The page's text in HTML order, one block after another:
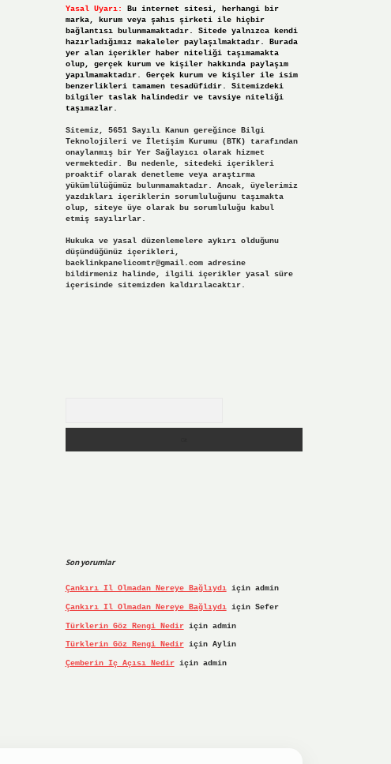
Yasal Uyarı:
Bu internet sitesi, herhangi bir
marka, kurum veya şahıs şirketi ile hiçbir
bağlantısı bulunmamaktadır. Sitede yalnızca kendi
hazırladığımız makaleler paylaşılmaktadır. Burada
yer alan içerikler haber niteliği taşımamakta
olup, gerçek kurum ve kişiler hakkında paylaşım
yapılmamaktadır. Gerçek kurum ve kişiler ile isim
benzerlikleri tamamen tesadüfidir. Sitemizdeki
bilgiler taslak halindedir ve tavsiye niteliği
taşımazlar.
Sitemiz, 5651 Sayılı Kanun gereğince Bilgi
Teknolojileri ve İletişim Kurumu (BTK) tarafından
onaylanmış bir Yer Sağlayıcı olarak hizmet
vermektedir. Bu nedenle, sitedeki içerikleri
proaktif olarak denetleme veya araştırma
yükümlülüğümüz bulunmamaktadır. Ancak, üyelerimiz
yazdıkları içeriklerin sorumluluğunu taşımakta
olup, siteye üye olarak bu sorumluluğu kabul
etmiş sayılırlar.
Hukuka ve yasal düzenlemelere aykırı olduğunu
düşündüğünüz içerikleri,
backlinkpanelicomtr@gmail.comadresine
bildirmeniz halinde, ilgili içerikler yasal süre
içerisinde sitemizden kaldırılacaktır.
Son yorumlar
Çankırı Il Olmadan Nereye Bağlıydıiçin admin
Çankırı Il Olmadan Nereye Bağlıydıiçin Sefer
Türklerin Göz Rengi Nediriçin admin
Türklerin Göz Rengi Nediriçin Aylin
Çemberin Iç Açısı Nediriçin admin